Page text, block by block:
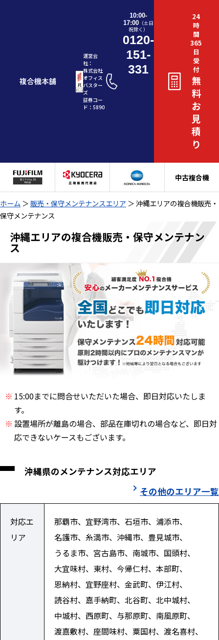
運営会
社：
株式会社
オフィス
バスター
ズ
証券コー
ド：5890
10:00-
17:00 （土日
祝除く）
0120-
151-
331
24
時
間
365
日
受
付
無
料
お
見
積
り
中古複合機
ホーム ＞ 販売・保守メンテナンスエリア ＞沖縄エリアの複合機販売・
保守メンテナンス
沖縄エリアの複合機販売・保守メンテナン
ス
15:00までに問合せいただいた場合、即日対応いたしま
す。
設置場所が離島の場合、部品在庫切れの場合など、即日対
応できないケースもございます。
沖縄県のメンテナンス対応エリア
その他のエリア一覧
対応エ
リア
那覇市、宜野湾市、石垣市、浦添市、
名護市、糸満市、沖縄市、豊見城市、
うるま市、宮古島市、南城市、国頭村、
大宜味村、東村、今帰仁村、本部町、
恩納村、宜野座村、金武町、伊江村、
読谷村、嘉手納町、北谷町、北中城村、
中城村、西原町、与那原町、南風原町、
渡嘉敷村、座間味村、粟国村、渡名喜村、